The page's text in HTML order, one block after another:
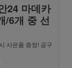
24 마데카
/6개 중 선
사은품 증정! 공구